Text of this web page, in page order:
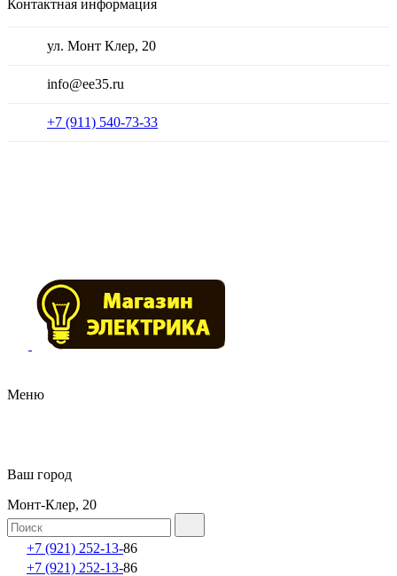
Контактная информация
ул. Монт Клер, 20
info@ee35.ru
+7 (911) 540-73-33
Меню
Ваш город
Монт-Клер, 20
+7 (921) 252-13-86
+7 (921) 252-13-86